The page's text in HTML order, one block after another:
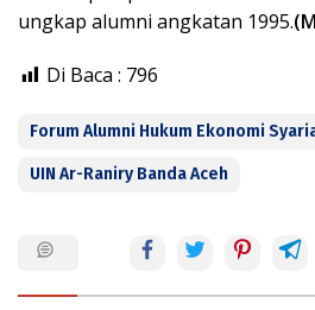
ungkap alumni angkatan 1995.
Di Baca : 796
Forum Alumni Hukum Ekonomi
UIN Ar-Raniry Banda Aceh